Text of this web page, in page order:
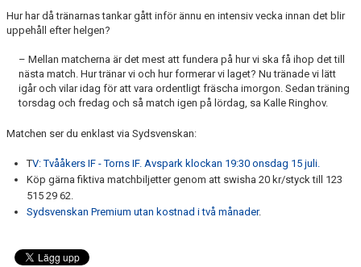
Hur har då tränarnas tankar gått inför ännu en intensiv vecka innan det blir
uppehåll efter helgen?
– Mellan matcherna är det mest att fundera på hur vi ska få ihop det till
nästa match. Hur tränar vi och hur formerar vi laget? Nu tränade vi lätt
igår och vilar idag för att vara ordentligt fräscha imorgon. Sedan träning
torsdag och fredag och så match igen på lördag, sa Kalle Ringhov.
Matchen ser du enklast via Sydsvenskan:
TV: Tvååkers IF - Torns IF. Avspark klockan 19:30 onsdag 15 juli.
Köp gärna fiktiva matchbiljetter genom att swisha 20 kr/styck till 123
515 29 62.
Sydsvenskan Premium utan kostnad i två månader.